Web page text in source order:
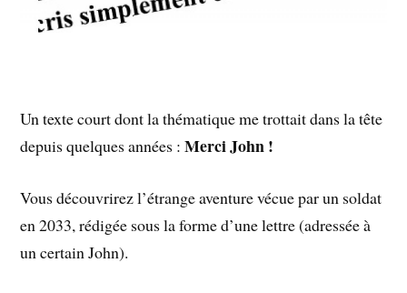
Un texte court dont la thématique me trottait dans la tête
depuis quelques années :Merci John !
Vous découvrirez l’étrange aventure vécue par un soldat
en 2033, rédigée sous la forme d’une lettre (adressée à
un certain John).